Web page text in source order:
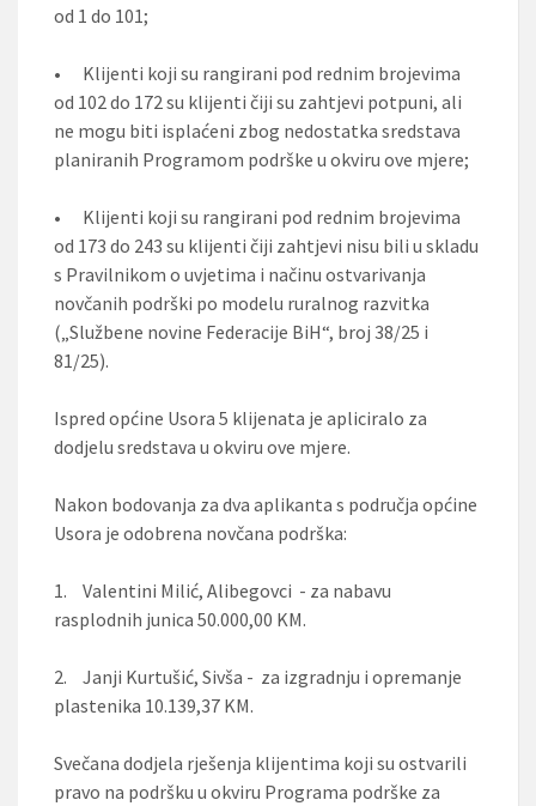
od 1 do 101;
•
Klijenti koji su rangirani pod rednim brojevima
od 102 do 172 su klijenti čiji su zahtjevi potpuni, ali
ne mogu biti isplaćeni zbog nedostatka sredstava
planiranih Programom podrške u okviru ove mjere;
•
Klijenti koji su rangirani pod rednim brojevima
od 173 do 243 su klijenti čiji zahtjevi nisu bili u skladu
s Pravilnikom o uvjetima i načinu ostvarivanja
novčanih podrški po modelu ruralnog razvitka
(„Službene novine Federacije BiH“, broj 38/25 i
81/25).
Ispred općine Usora 5 klijenata je apliciralo za
dodjelu sredstava u okviru ove mjere.
Nakon bodovanja za dva aplikanta s područja općine
Usora je odobrena novčana podrška:
1.
Valentini Milić, Alibegovci - za nabavu
rasplodnih junica 50.000,00 KM.
2.
Janji Kurtušić, Sivša - za izgradnju i opremanje
plastenika 10.139,37 KM.
Svečana dodjela rješenja klijentima koji su ostvarili
pravo na podršku u okviru Programa podrške za